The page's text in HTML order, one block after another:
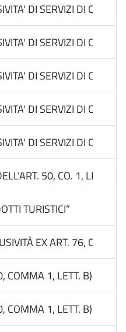
DI SERVIZI DI
DI SERVIZI DI
DI SERVIZI DI
DI SERVIZI DI
DI SERVIZI DI
50, CO. 1, LETT.
TURISTICI”
EX ART. 76,
COMMA 1, LETT. B) DEL
COMMA 1, LETT. B) DEL